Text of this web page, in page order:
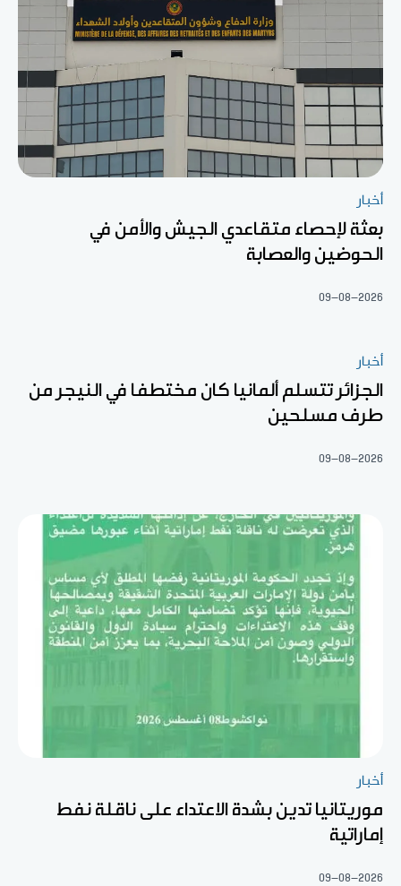
أخبار
بعثة لإحصاء متقاعدي الجيش والأمن في
الحوضين والعصابة
09-08-2026
أخبار
الجزائر تتسلم ألمانيا كان مختطفا في النيجر من
طرف مسلحين
09-08-2026
أخبار
موريتانيا تدين بشدة الاعتداء على ناقلة نفط
إماراتية
09-08-2026